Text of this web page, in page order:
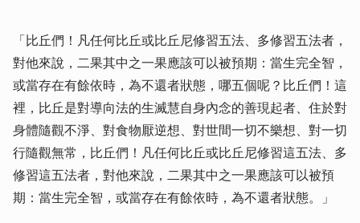
「比丘們！凡任何比丘或比丘尼修習五法、多修習五法者，
對他來說，二果其中之一果應該可以被預期：當生完全智，
或當存在有餘依時，為不還者狀態，哪五個呢？比丘們！這
裡，比丘是對導向法的生滅慧自身內念的善現起者、住於對
身體隨觀不淨、對食物厭逆想、對世間一切不樂想、對一切
行隨觀無常，比丘們！凡任何比丘或比丘尼修習這五法、多
修習這五法者，對他來說，二果其中之一果應該可以被預
期：當生完全智，或當存在有餘依時，為不還者狀態。」